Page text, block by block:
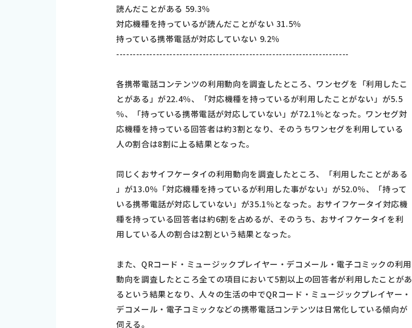
読んだことがある 59.3％
対応機種を持っているが読んだことがない 31.5％
持っている携帯電話が対応していない 9.2％
----------------------------------------------------------------------
各携帯電話コンテンツの利用動向を調査したところ、ワンセグを「利用したこ
とがある」が22.4％、「対応機種を持っているが利用したことがない」が5.5
％、「持っている携帯電話が対応していない」が72.1％となった。ワンセグ対
応機種を持っている回答者は約3割となり、そのうちワンセグを利用している
人の割合は8割に上る結果となった。
同じくおサイフケータイの利用動向を調査したところ、「利用したことがある
」が13.0％「対応機種を持っているが利用した事がない」が52.0％、「持って
いる携帯電話が対応していない」が35.1％となった。おサイフケータイ対応機
種を持っている回答者は約6割を占めるが、そのうち、おサイフケータイを利
用している人の割合は2割という結果となった。
また、QRコード・ミュージックプレイヤー・デコメール・電子コミックの利用
動向を調査したところ全ての項目において5割以上の回答者が利用したことがあ
るという結果となり、人々の生活の中でQRコード・ミュージックプレイヤー・
デコメール・電子コミックなどの携帯電話コンテンツは日常化している傾向が
伺える。